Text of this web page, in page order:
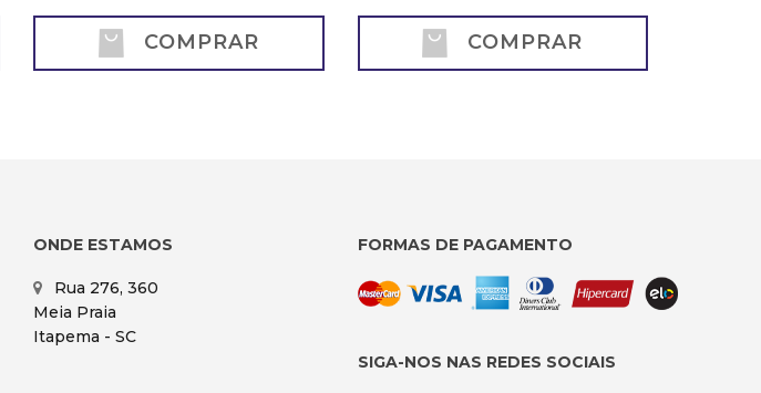
COMPRAR COMPRAR
ONDE ESTAMOS
Rua 276, 360
Meia Praia
Itapema - SC
FORMAS DE PAGAMENTO
SIGA-NOS NAS REDES SOCIAIS